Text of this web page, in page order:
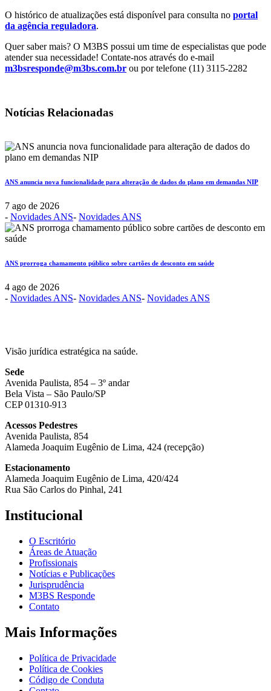
O histórico de atualizações está disponível para consulta no portal
da agência reguladora.
Quer saber mais? O M3BS possui um time de especialistas que pode
atender sua necessidade! Contate-nos através do e-mail
m3bsresponde@m3bs.com.br ou por telefone (11) 3115-2282
Notícias Relacionadas
ANS anuncia nova funcionalidade para alteração de dados do plano em demandas NIP
7 ago de 2026
- Novidades ANS- Novidades ANS
ANS prorroga chamamento público sobre cartões de desconto em saúde
4 ago de 2026
- Novidades ANS- Novidades ANS- Novidades ANS
Visão jurídica estratégica na saúde.
Sede
Avenida Paulista, 854 – 3º andar
Bela Vista – São Paulo/SP
CEP 01310-913
Acessos Pedestres
Avenida Paulista, 854
Alameda Joaquim Eugênio de Lima, 424 (recepção)
Estacionamento
Alameda Joaquim Eugênio de Lima, 420/424
Rua São Carlos do Pinhal, 241
Institucional
O Escritório
Áreas de Atuação
Profissionais
Notícias e Publicações
Jurisprudência
M3BS Responde
Contato
Mais Informações
Política de Privacidade
Política de Cookies
Código de Conduta